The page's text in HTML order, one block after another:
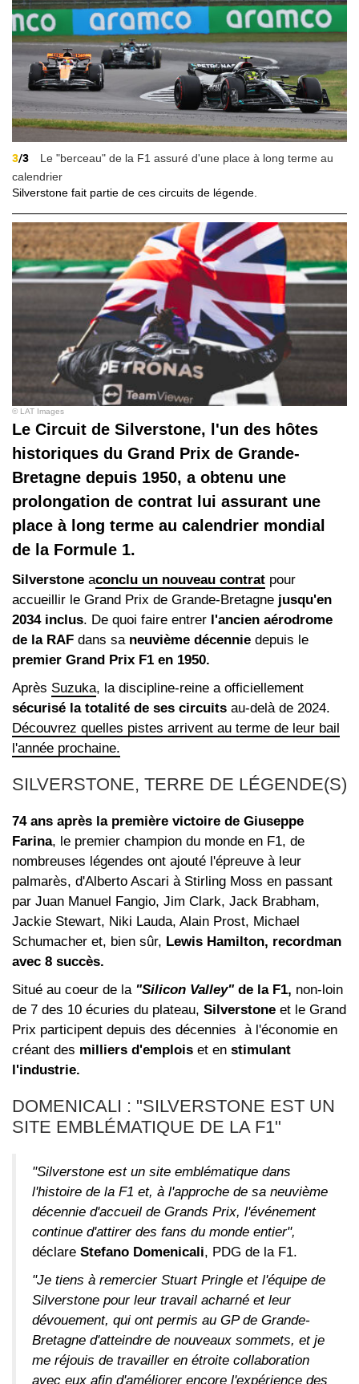
3/3
Le "berceau" de la F1 assuré d'une place à long terme au
calendrier
Silverstone fait partie de ces circuits de légende.
© LAT Images
Le Circuit de Silverstone, l'un des hôtes
historiques du Grand Prix de Grande-
Bretagne depuis 1950, a obtenu une
prolongation de contrat lui assurant une
place à long terme au calendrier mondial
de la Formule 1.
Silverstone aconclu un nouveau contrat pour
accueillir le Grand Prix de Grande-Bretagne jusqu'en
2034 inclus. De quoi faire entrer l'ancien aérodrome
de la RAF dans sa neuvième décennie depuis le
premier Grand Prix F1 en 1950.
Après Suzuka, la discipline-reine a officiellement
sécurisé la totalité de ses circuits au-delà de 2024.
Découvrez quelles pistes arrivent au terme de leur bail
l'année prochaine.
SILVERSTONE, TERRE DE LÉGENDE(S)
74 ans après la première victoire de Giuseppe
Farina, le premier champion du monde en F1, de
nombreuses légendes ont ajouté l'épreuve à leur
palmarès, d'Alberto Ascari à Stirling Moss en passant
par Juan Manuel Fangio, Jim Clark, Jack Brabham,
Jackie Stewart, Niki Lauda, Alain Prost, Michael
Schumacher et, bien sûr, Lewis Hamilton, recordman
avec 8 succès.
Situé au coeur de la "Silicon Valley"de la F1, non-loin
de 7 des 10 écuries du plateau, Silverstone et le Grand
Prix participent depuis des décennies à l'économie en
créant des milliers d'emplois et en stimulant
l'industrie.
DOMENICALI : "SILVERSTONE EST UN
SITE EMBLÉMATIQUE DE LA F1"
"Silverstone est un site emblématique dans
l'histoire de la F1 et, à l'approche de sa neuvième
décennie d'accueil de Grands Prix, l'événement
continue d'attirer des fans du monde entier",
déclare Stefano Domenicali, PDG de la F1.
"Je tiens à remercier Stuart Pringle et l'équipe de
Silverstone pour leur travail acharné et leur
dévouement, qui ont permis au GP de Grande-
Bretagne d'atteindre de nouveaux sommets, et je
me réjouis de travailler en étroite collaboration
avec eux afin d'améliorer encore l'expérience des